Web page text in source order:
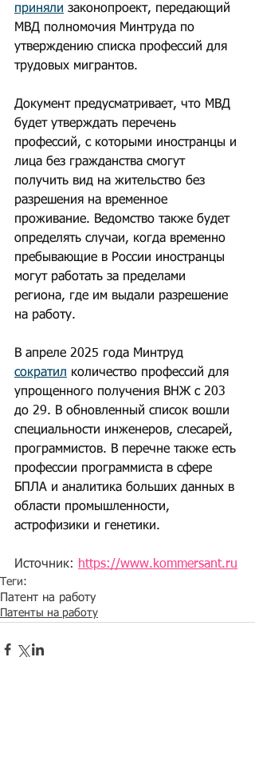
приняли законопроект, передающий
МВД полномочия Минтруда по
утверждению списка профессий для
трудовых мигрантов.
Документ предусматривает, что МВД
будет утверждать перечень
профессий, с которыми иностранцы и
лица без гражданства смогут
получить вид на жительство без
разрешения на временное
проживание. Ведомство также будет
определять случаи, когда временно
пребывающие в России иностранцы
могут работать за пределами
региона, где им выдали разрешение
на работу.
В апреле 2025 года Минтруд
сократил количество профессий для
упрощенного получения ВНЖ с 203
до 29. В обновленный список вошли
специальности инженеров, слесарей,
программистов. В перечне также есть
профессии программиста в сфере
БПЛА и аналитика больших данных в
области промышленности,
астрофизики и генетики.
Источник: https://www.kommersant.ru
Теги:
Патент на работу
Патенты на работу